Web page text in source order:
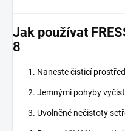
Jak používat
8
Naneste čisticí
Jemnými pohyby
Uvolněné nečistoty